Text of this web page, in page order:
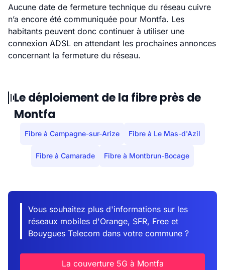
Aucune date de fermeture technique du réseau cuivre
n’a encore été communiquée pour Montfa. Les
habitants peuvent donc continuer à utiliser une
connexion ADSL en attendant les prochaines annonces
concernant la fermeture du réseau.
Le déploiement de la fibre près de
Montfa
Fibre à Campagne-sur-Arize Fibre à Le Mas-d'Azil
Fibre à Camarade Fibre à Montbrun-Bocage
Vous souhaitez plus d'informations sur les
réseaux mobiles d'Orange, SFR, Free et
Bouygues Telecom dans votre commune ?
La couverture 5G à Montfa